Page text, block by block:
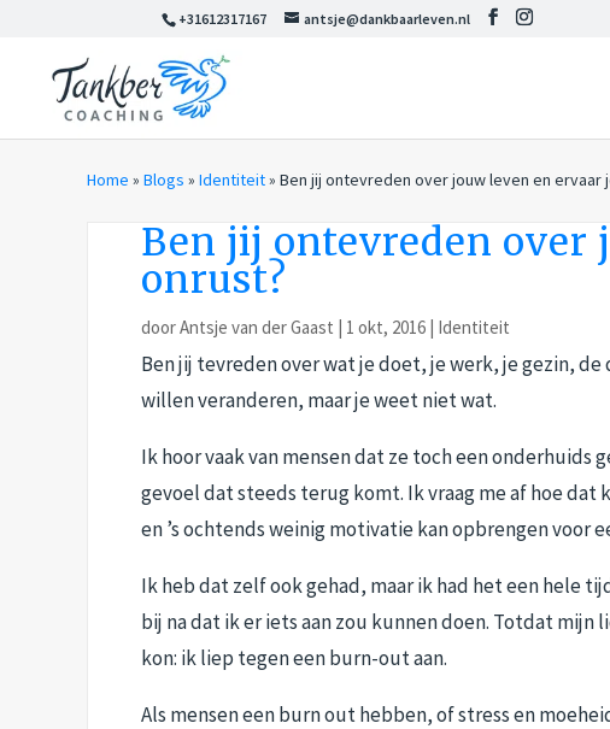
+31612317167 antsje@dankbaarleven.nl
Home » Blogs » Identiteit» Ben jij ontevreden over jouw leven en ervaar
Ben jij ontevreden over
onrust?
doorAntsje van der Gaast | 1 okt, 2016 | Identiteit
Ben jij tevreden over wat je doet, je werk, je gezin,
willen veranderen, maar je weet niet wat.
Ik hoor vaak van mensen dat ze toch een
gevoel dat steeds terug komt. Ik vraag me af hoe
en ’s ochtends weinig motivatie kan opbrengen voor
Ik heb dat zelf ook gehad, maar ik had het een hele
bij na dat ik er iets aan zou kunnen doen. Totdat
kon: ik liep tegen een burn-out aan.
Als mensen een burn out hebben, of stress en